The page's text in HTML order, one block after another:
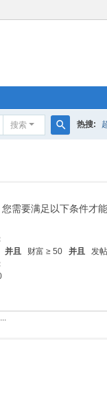
搜索 热搜:
您需要满足以下条件才
并且财富 ≥ 50 并且发帖